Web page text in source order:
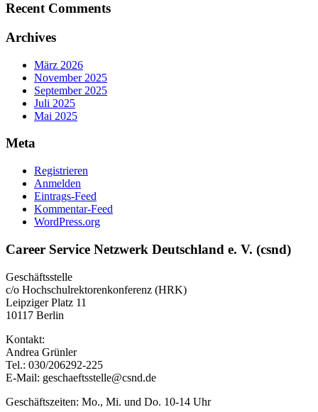
Recent Comments
Archives
März 2026
November 2025
September 2025
Juli 2025
Mai 2025
Meta
Registrieren
Anmelden
Eintrags-Feed
Kommentar-Feed
WordPress.org
Career Service Netzwerk Deutschland e. V. (csnd)
Geschäftsstelle
c/o Hochschulrektorenkonferenz (HRK)
Leipziger Platz 11
10117 Berlin
Kontakt:
Andrea Grünler
Tel.: 030/206292-225
E-Mail: geschaeftsstelle@csnd.de
Geschäftszeiten: Mo., Mi. und Do. 10-14 Uhr